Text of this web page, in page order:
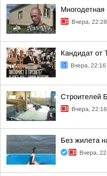
Вчера, 22:28
Кандидат от
Вчера, 22:16
Строителей
Вчера, 22:16
Без жилета
Вчера,